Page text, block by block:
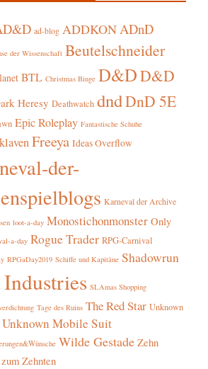
ad-blog ADDKONADnD
der Wissenschaft Beutelschneider
BTL Christmas Binge D&DD&D
Heresy Deathwatch dndDnD 5E
Epic Roleplay Fantastische Schuhe
Freeya Ideas Overflow
der-
Karneval der Archive
loot-a-day Monostichonmonster Only
a-day Rogue Trader RPG-Carnival
RPGaDay2019 Schiffe und Kapitäne Shadowrun
Industries SLAmas Shopping
Tage des Ruins The Red Star Unknown
Unknown Mobile Suit
Wilde Gestade Zehn
Zehnten